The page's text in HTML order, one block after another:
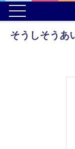
そうしそう